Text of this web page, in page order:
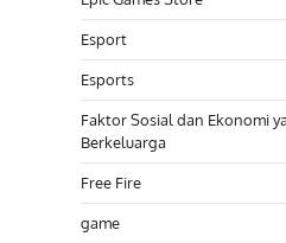
Esport
Esports
Faktor Sosial dan Ekonomi
Berkeluarga
Free Fire
game